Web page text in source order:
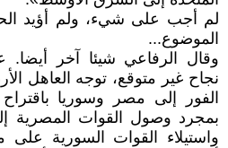
لم أجب على شيء، ولم أؤيد
الموضوع...‏
وقال الرفاعي شيئا آخر أيضا.
نجاح غير متوقع، توجه العاهل
الفور إلى مصر وسوريا
بمجرد وصول القوات المصرية
واستيلاء القوات السورية على